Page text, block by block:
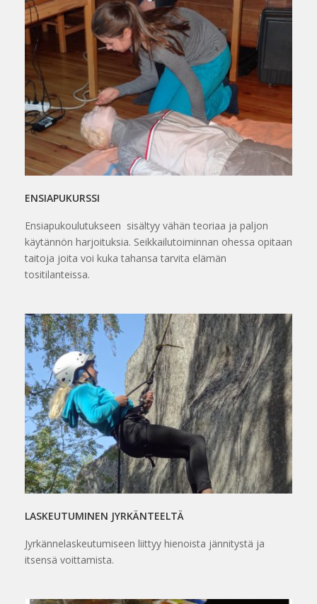
ENSIAPUKURSSI
Ensiapukoulutukseen sisältyy vähän teoriaa ja paljon
käytännön harjoituksia. Seikkailutoiminnan ohessa opitaan
taitoja joita voi kuka tahansa tarvita elämän
tositilanteissa.
LASKEUTUMINEN JYRKÄNTEELTÄ
Jyrkännelaskeutumiseen liittyy hienoista jännitystä ja
itsensä voittamista.